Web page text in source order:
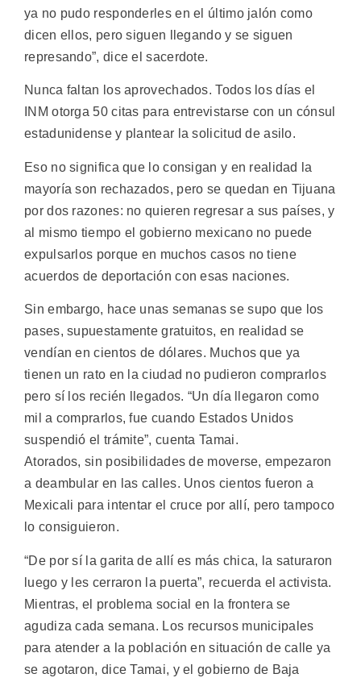
ya no pudo responderles en el último jalón como
dicen ellos, pero siguen llegando y se siguen
represando”, dice el sacerdote.
Nunca faltan los aprovechados. Todos los días el
INM otorga 50 citas para entrevistarse con un cónsul
estadunidense y plantear la solicitud de asilo.
Eso no significa que lo consigan y en realidad la
mayoría son rechazados, pero se quedan en Tijuana
por dos razones: no quieren regresar a sus países, y
al mismo tiempo el gobierno mexicano no puede
expulsarlos porque en muchos casos no tiene
acuerdos de deportación con esas naciones.
Sin embargo, hace unas semanas se supo que los
pases, supuestamente gratuitos, en realidad se
vendían en cientos de dólares. Muchos que ya
tienen un rato en la ciudad no pudieron comprarlos
pero sí los recién llegados. “Un día llegaron como
mil a comprarlos, fue cuando Estados Unidos
suspendió el trámite”, cuenta Tamai.
Atorados, sin posibilidades de moverse, empezaron
a deambular en las calles. Unos cientos fueron a
Mexicali para intentar el cruce por allí, pero tampoco
lo consiguieron.
“De por sí la garita de allí es más chica, la saturaron
luego y les cerraron la puerta”, recuerda el activista.
Mientras, el problema social en la frontera se
agudiza cada semana. Los recursos municipales
para atender a la población en situación de calle ya
se agotaron, dice Tamai, y el gobierno de Baja